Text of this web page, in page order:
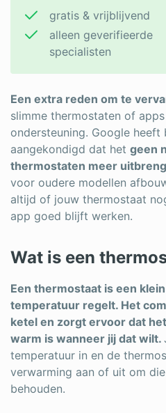
gratis & vrijblijvend
alleen geverifieerde
specialisten
Een extra reden om te
slimme thermostaten of
ondersteuning. Google heeft
aangekondigd dat het geen
thermostaten meer
voor oudere modellen
altijd of jouw thermostaat
app goed blijft werken.
Wat is een
Een thermostaat is een
temperatuur regelt. Het
ketel en zorgt ervoor dat
warm is wanneer jij dat wilt.
temperatuur in en de
verwarming aan of uit om
behouden.